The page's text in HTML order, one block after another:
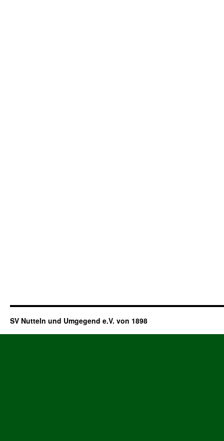
SV Nutteln und Umgegend e.V. von 1898